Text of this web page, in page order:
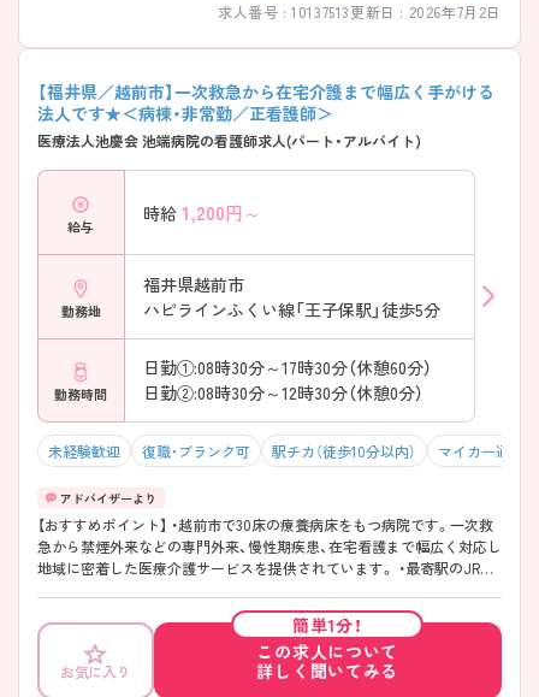
求人番号 : 10137513更新日 : 2026年7月2日
【福井県／越前市】一次救急から在宅介護まで幅広く手がける
法人です★＜病棟・非常勤／正看護師＞
医療法人池慶会 池端病院の看護師求人(パート・アルバイト)
給与
時給 1,200円～
勤務地
福井県越前市
ハピラインふくい線「王子保駅」徒歩5分
勤務時間
日勤①:08時30分～17時30分（休憩60分）
日勤②:08時30分～12時30分（休憩0分）
未経験歓迎 復職・ブランク可 駅チカ（徒歩10分以内） マイカー通勤
【おすすめポイント】 ・越前市で30床の療養病床をもつ病院です。一次救
急から禁煙外来などの専門外来、慢性期疾患、在宅看護まで幅広く対応し
地域に密着した医療介護サービスを提供されています。 ・最寄駅のJR王
方同士の仲は良く、長く働きやすい環境です！ ・ご興味を持たれた方はお
気軽にご相談ください◎より詳しくお伝えいたします。
お気に入り
簡単1分！
この求人について
詳しく聞いてみる